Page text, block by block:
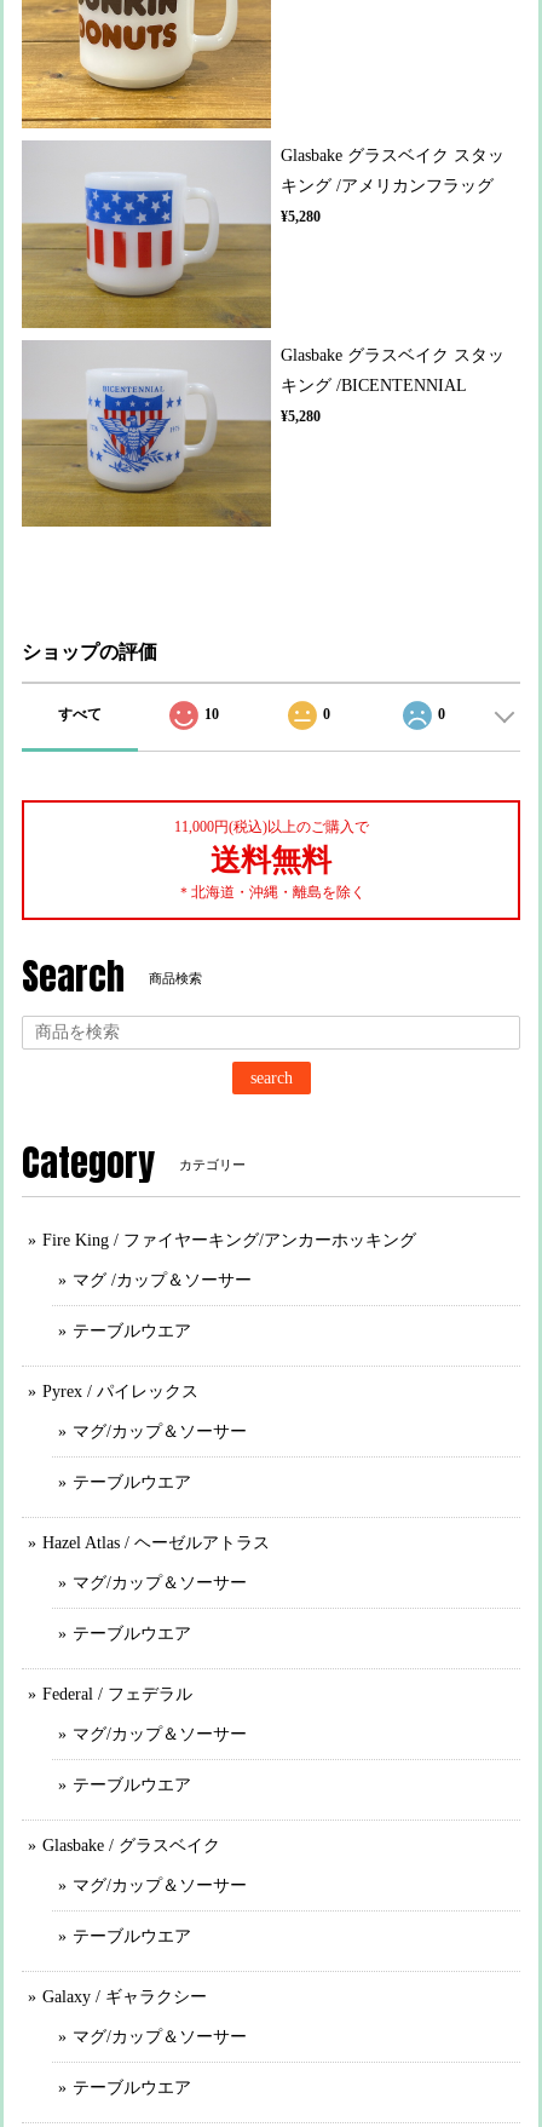
Glasbake グラスベイク スタッ
キング /アメリカンフラッグ
¥5,280
Glasbake グラスベイク スタッ
キング /BICENTENNIAL
¥5,280
ショップの評価
すべて 10 0 0
11,000円(税込)以上のご購入で
送料無料
＊北海道・沖縄・離島を除く
Search 商品検索
search
Category カテゴリー
Fire King / ファイヤーキング/アンカーホッキング
マグ /カップ＆ソーサー
テーブルウエア
Pyrex / パイレックス
マグ/カップ＆ソーサー
テーブルウエア
Hazel Atlas / ヘーゼルアトラス
マグ/カップ＆ソーサー
テーブルウエア
Federal / フェデラル
マグ/カップ＆ソーサー
テーブルウエア
Glasbake / グラスベイク
マグ/カップ＆ソーサー
テーブルウエア
Galaxy / ギャラクシー
マグ/カップ＆ソーサー
テーブルウエア